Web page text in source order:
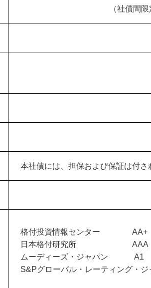
（社債間
本社債には、担保および保証は付
格付投資情報センター AA+
日本格付研究所 AAA
ムーディーズ・ジャパン A1
S&Pグローバル・レーティング・